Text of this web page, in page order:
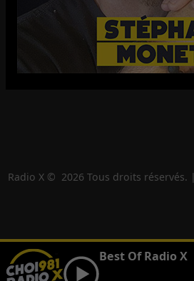
Radio X © 2026 Tous droits réservés. |
Best Of Radio X